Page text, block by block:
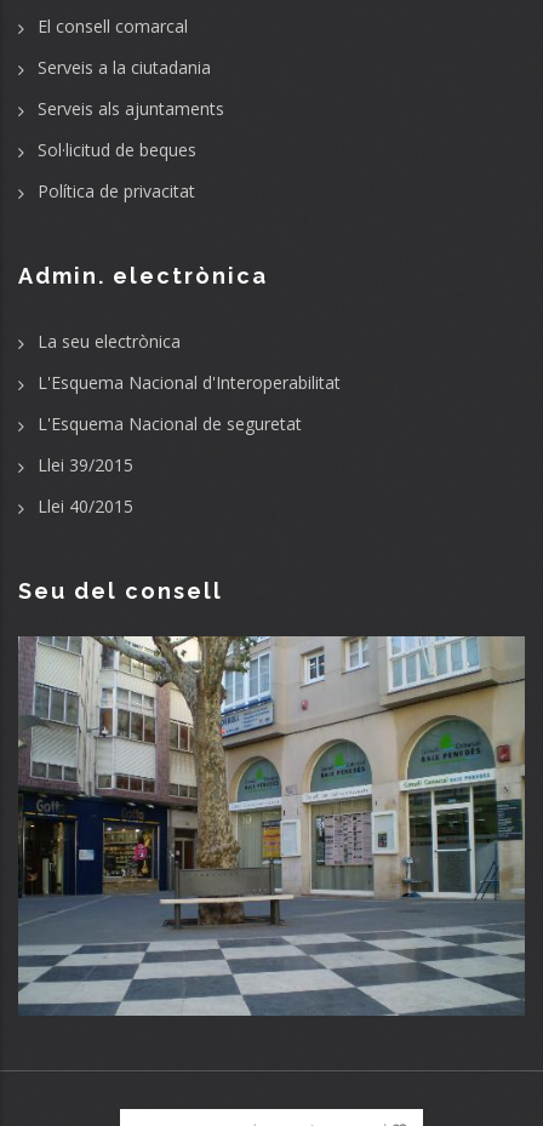
El consell comarcal
Serveis a la ciutadania
Serveis als ajuntaments
Sol·licitud de beques
Política de privacitat
Admin. electrònica
La seu electrònica
L'Esquema Nacional d'Interoperabilitat
L'Esquema Nacional de seguretat
Llei 39/2015
Llei 40/2015
Seu del consell